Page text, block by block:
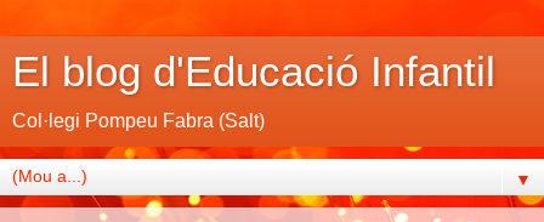
El blog d'Educació Infantil
Col·legi Pompeu Fabra (Salt)
▼